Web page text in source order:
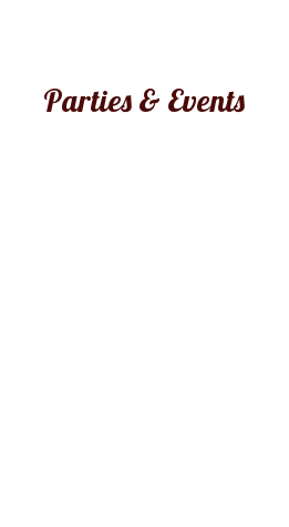
Parties & Events